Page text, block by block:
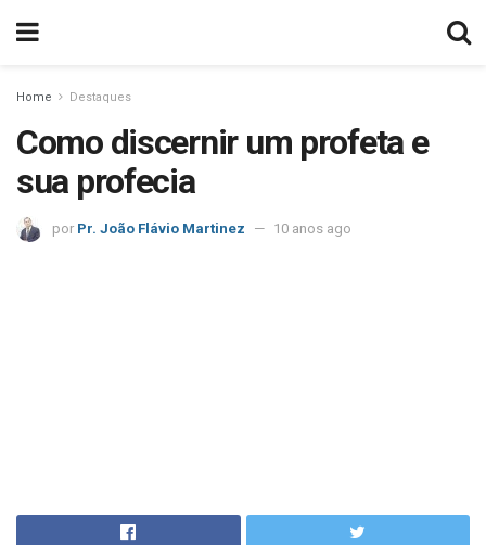
Home Destaques
Como discernir um profeta e
sua profecia
por Pr. João Flávio Martinez 10 anos ago